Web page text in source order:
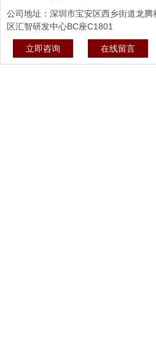
公司地址：深圳市宝安区西乡街道龙腾
区汇智研发中心BC座C1801
立即咨询 在线留言